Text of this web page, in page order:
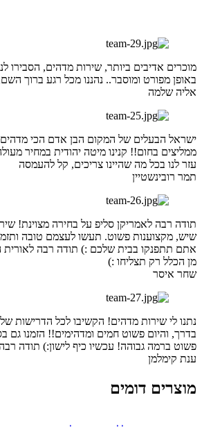
מוכרים אדיבים ביותר, שירות מדהים, הסבירו
באופן מפורט ומוסבר.. נהננו מכל רגע ברוך
אליה שלמה
ישראל הבעלים של המקום הבן אדם הכי מדהים,
ממליצים בחום!! קנינו מיטה יהודית במחיר
עזר לנו בכל מה שהיינו צריכים, קל להעמסה
תמר רובינשטיין
תודה רבה לאמריקן סליפ על בחירה מצוינת!
שיש, מקצוענות פשוט. תעשו לעצמם טובה
אתם תתפנקו בבית שלכם :) תודה רבה לאורית
מן הכלל רק תצליחו :)
שחר איסר
נתנו לי שירות מדהים! הקשיבו לכל הדרישות
בדרך, והיום פשוט חמים ומדהימים!! הזמנו גם
פשוט ברמה גבוהה! עכשיו כיף לישון:) תודה
ענת קימלמן
מוצרים דומים